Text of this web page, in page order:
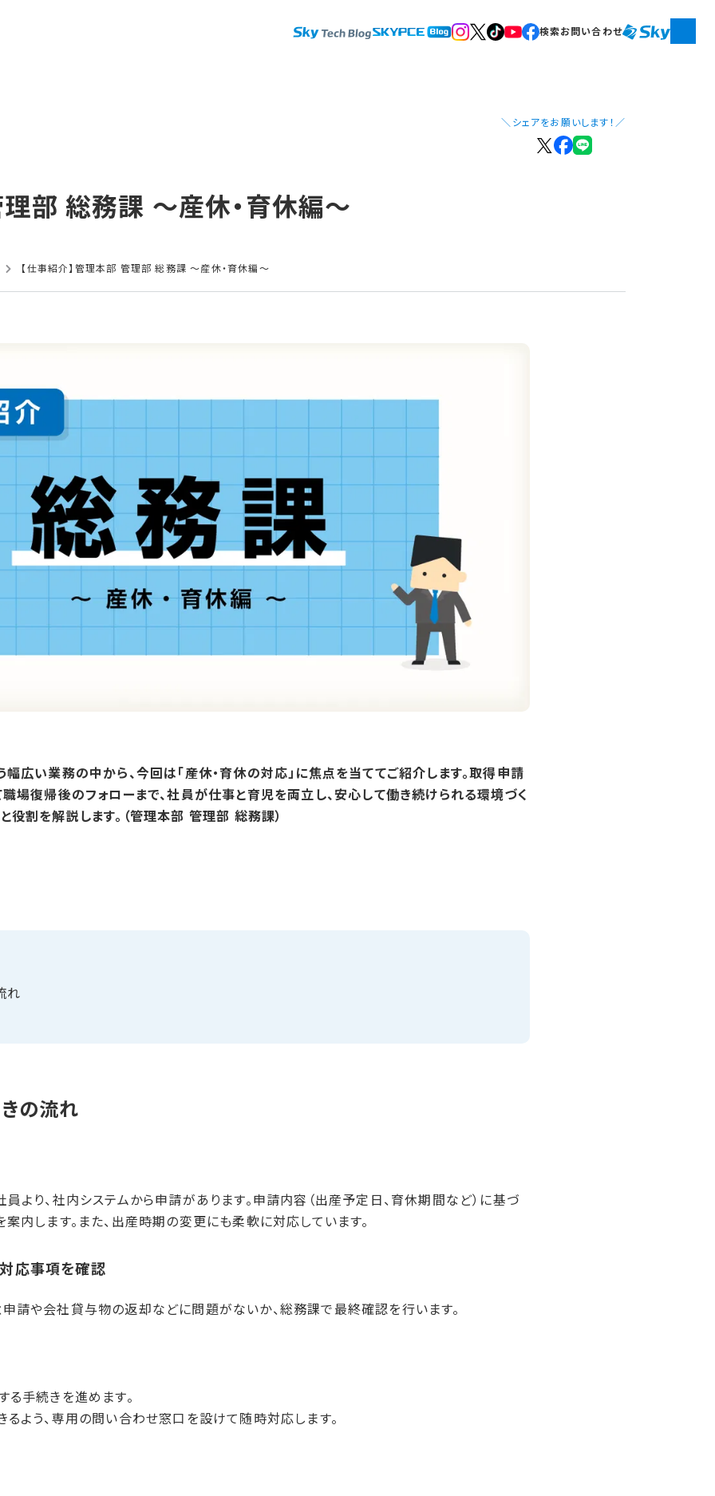
検索お問い合わせ
＼シェアをお願いします！／
部​ 総務課 ～産休・育休編～
【仕事紹介】管理本部 管理部 総務課 ～産休・育休編～
広い業務の中から、今回は「産休・育休の対応」に焦点を当ててご紹介します。取得申請
場復帰後のフォローまで、社員が仕事と育児を両立し、安心して働き続けられる環境づく
割を解説します。（管理本部 管理部 総務課）
れ
の​流れ
より、社内システムから申請があります。申請内容（出産予定日、育休期間など）に基づ
内します。また、出産時期の変更にも柔軟に対応しています。
応事項を​確認
請や会社貸与物の返却などに問題がないか、総務課で最終確認を行います。
手続きを進めます。
よう、専用の問い合わせ窓口を設けて随時対応します。